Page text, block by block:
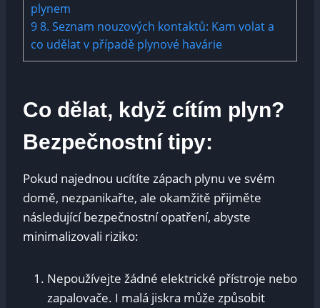
plynem
98. Seznam nouzových kontaktů: Kam volat a
co udělat v případě plynové havárie
Co dělat, když cítím plyn?
Bezpečnostní tipy:
Pokud najednou ucítíte zápach plynu ve svém
domě, nezpanikařte, ale okamžitě přijměte
následující bezpečnostní opatření, abyste
minimalizovali riziko:
Nepoužívejte žádné elektrické přístroje nebo
zapalovače. I malá jiskra může způsobit